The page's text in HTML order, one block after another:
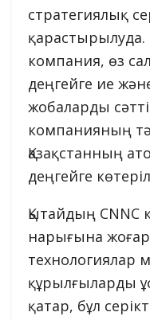
стратегиялық
қарастырылуда.
компания, өз
деңгейге ие
жобаларды
компанияның
Қазақстанның
деңгейге
Қытайдың CNNC
нарығына
технологиялар
құрылғыларды
қатар, бұл